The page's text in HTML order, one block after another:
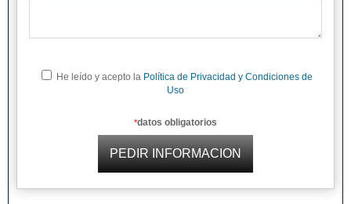
He leído y acepto la Política de Privacidad y Condiciones de
Uso
*datos obligatorios